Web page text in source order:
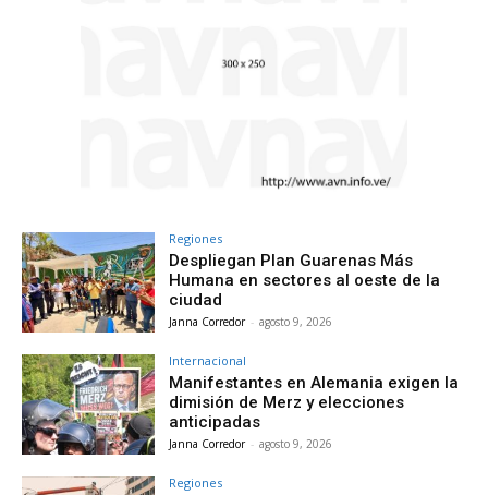
Regiones
Despliegan Plan Guarenas Más
Humana en sectores al oeste de la
ciudad
Janna Corredor - agosto 9, 2026
Internacional
Manifestantes en Alemania exigen la
dimisión de Merz y elecciones
anticipadas
Janna Corredor - agosto 9, 2026
Regiones